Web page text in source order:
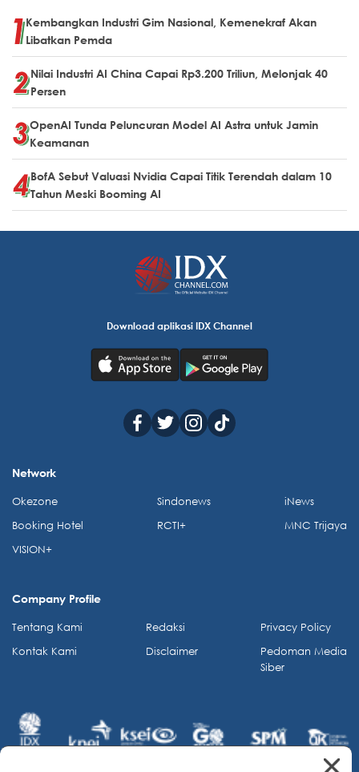
Kembangkan Industri Gim Nasional, Kemenekraf Akan
Libatkan Pemda
Nilai Industri AI China Capai Rp3.200 Triliun, Melonjak 40
Persen
OpenAI Tunda Peluncuran Model AI Astra untuk Jamin
Keamanan
BofA Sebut Valuasi Nvidia Capai Titik Terendah dalam 10
Tahun Meski Booming AI
Download aplikasi IDX Channel
Network
Okezone
Booking Hotel
VISION+
Sindonews
RCTI+
iNews
MNC Trijaya
Company Profile
Tentang Kami
Kontak Kami
Redaksi
Disclaimer
Privacy Policy
Pedoman Media
Siber